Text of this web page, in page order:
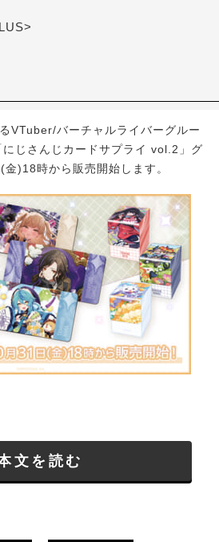
VTuber/バーチャルライバーグルー
じさんじカードサプライ vol.2」グ
)18時から販売開始します。
文を読む